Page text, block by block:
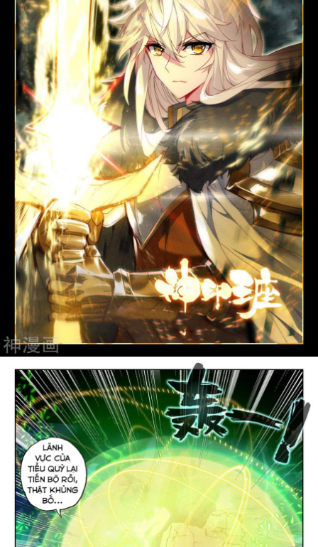
Thanh xuân - Vườn trường
Truyện AI
Truyện Sáng Tác
Trùng Sinh
Trọng sinh
Tu Tiên
Xuyên Không
Đô Thị
Tin
Tức
App